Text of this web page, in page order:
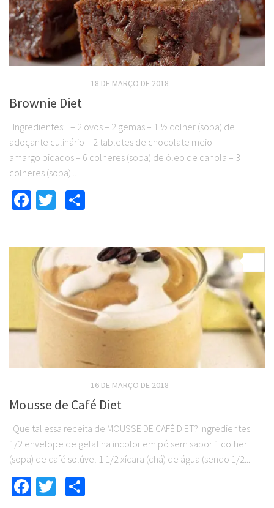
18 DE MARÇO DE 2018
Brownie Diet
Ingredientes: – 2 ovos – 2 gemas – 1 ½ colher (sopa) de
adoçante culinário – 2 tabletes de chocolate meio
amargo picados – 6 colheres (sopa) de óleo de canola – 3
colheres (sopa)...
Facebook
Twitter
16 DE MARÇO DE 2018
Mousse de Café Diet
Que tal essa receita de MOUSSE DE CAFÉ DIET? Ingredientes
1/2 envelope de gelatina incolor em pó sem sabor 1 colher
(sopa) de café solúvel 1 1/2 xícara (chá) de água (sendo 1/2...
Facebook
Twitter